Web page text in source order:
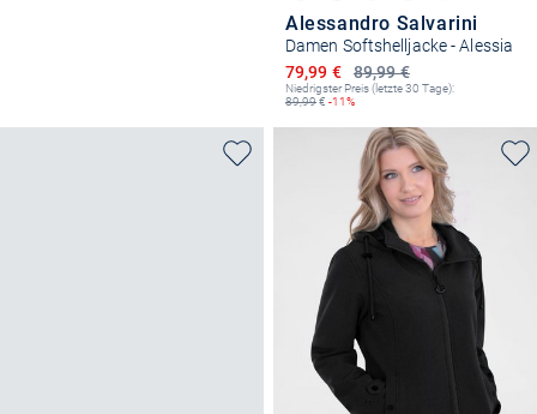
Alessandro Salvarini
Damen Softshelljacke - Alessia
89,99 €
Ermäßigter Preis
79,99 €
Niedrigster Preis (letzte 30 Tage):
89,99€ -11%